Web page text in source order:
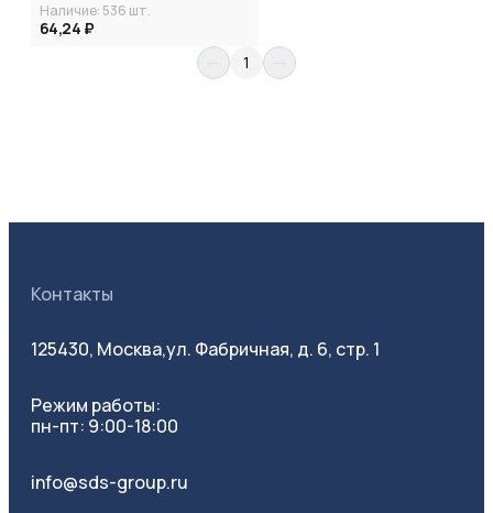
Наличие: 536 шт.
64,24 ₽
1
Контакты
125430, Москва,ул. Фабричная, д. 6, стр. 1
Режим работы:
пн-пт: 9:00-18:00
info@sds-group.ru
Все фильтры